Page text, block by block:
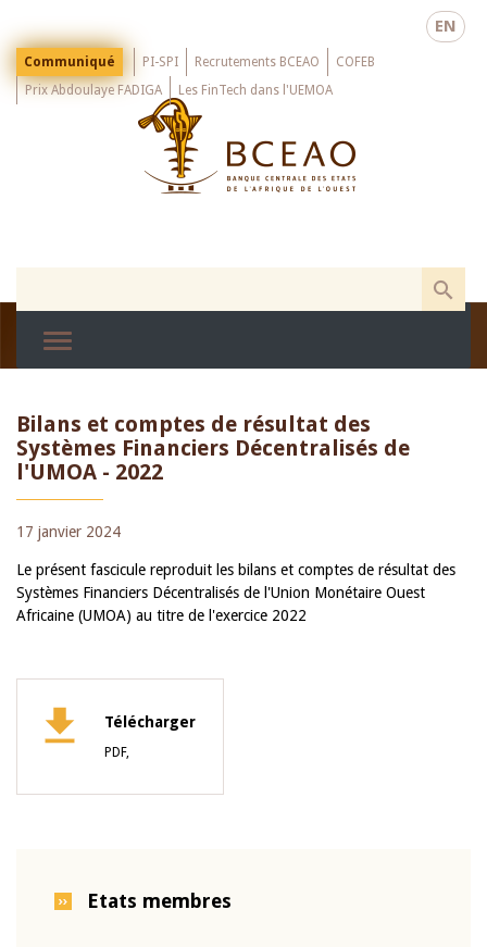
main
EN
Menu
Top
Communiqué PI-SPI Recrutements BCEAO
COFEB
Prix Abdoulaye FADIGA
Les FinTech dans l'UEMOA
Bilans et comptes de résultat des
Systèmes Financiers Décentralisés de
l'UMOA - 2022
17 janvier 2024
Le présent fascicule reproduit les bilans et comptes de résultat des
Systèmes Financiers Décentralisés de l'Union Monétaire Ouest
Africaine (UMOA) au titre de l'exercice 2022
Télécharger
PDF,
Etats membres